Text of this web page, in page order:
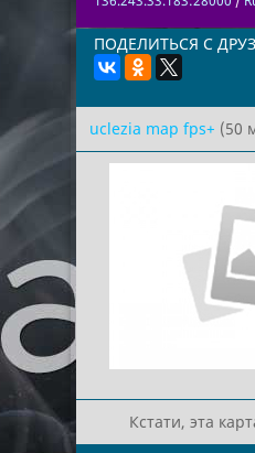
ПОДЕЛИТЬСЯ С
uclezia map fps+ (50
Кстати, эта